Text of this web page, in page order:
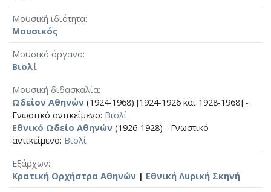
Μουσική ιδιότητα
Μουσικός
Μουσικό όργανο
Βιολί
Μουσική διδασκαλία
Ωδείον Αθηνών (1924-1968) [1924-1926 και 1928-1968] -
Γνωστικό αντικείμενο: Βιολί
Εθνικό Ωδείο Αθηνών (1926-1928) - Γνωστικό
αντικείμενο: Βιολί
Εξάρχων
Κρατική Ορχήστρα Αθηνών | Εθνική Λυρική Σκηνή